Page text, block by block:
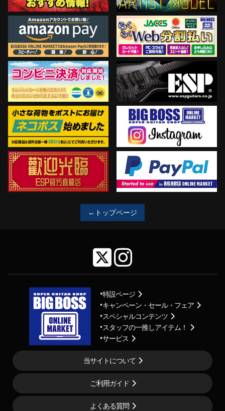
←トップページ
特設ページ
キャンペーン・セール・フェア
スペシャルコンテンツ
スタッフの一推しアイテム！
サービス
当サイトについて
ご利用ガイド
よくある質問